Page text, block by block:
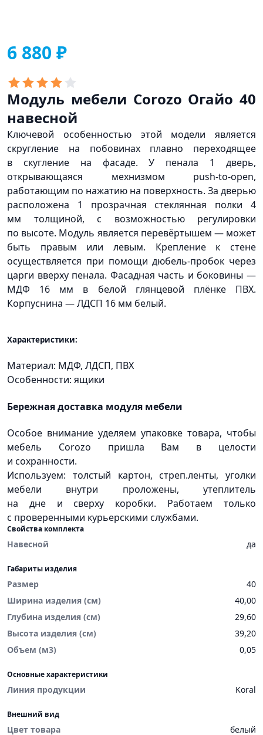
6 880 ₽
Модуль мебели Corozo Огайо 40
навесной
Ключевой особенностью этой модели является
скругление на побовинах плавно переходящее
в скугление на фасаде. У пенала 1 дверь,
открывающаяся мехнизмом push-to-open,
работающим по нажатию на поверхность. За дверью
расположена 1 прозрачная стеклянная полки 4
мм толщиной, с возможностью регулировки
по высоте. Модуль является перевёртышем — может
быть правым или левым. Крепление к стене
осуществляется при помощи дюбель-пробок через
царги вверху пенала. Фасадная часть и боковины —
МДФ 16 мм в белой глянцевой плёнке ПВХ.
Корпуснина — ЛДСП 16 мм белый.
Характеристики:
Материал: МДФ, ЛДСП, ПВХ
Особенности: ящики
Бережная доставка модуля мебели
Особое внимание уделяем упаковке товара, чтобы
мебель Corozo пришла Вам в целости
и сохранности.
Используем: толстый картон, стреп.ленты, уголки
мебели внутри проложены, утеплитель
на дне и сверху коробки. Работаем только
с проверенными курьерскими службами.
Свойства комплекта
Навесной да
Габариты изделия
Размер
40
Ширина изделия (см)
40,00
Глубина изделия (см)
29,60
Высота изделия (см)
39,20
Объем (м3)
0,05
Основные характеристики
Линия продукции Koral
Внешний вид
Цвет товара белый